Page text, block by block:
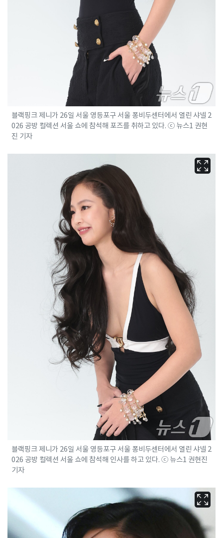
블랙핑크 제니가 26일 서울 영등포구 서울 퐁비두센터에서 열린 샤넬 2
026 공방 컬렉션 서울 쇼에 참석해 포즈를 취하고 있다. ⓒ 뉴스1 권현
진 기자
블랙핑크 제니가 26일 서울 영등포구 서울 퐁비두센터에서 열린 샤넬 2
026 공방 컬렉션 서울 쇼에 참석해 인사를 하고 있다. ⓒ 뉴스1 권현진
기자